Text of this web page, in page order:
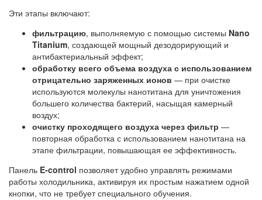
Эти этапы включают:
фильтрацию, выполняемую с помощью системы Nano
Titanium, создающей мощный дезодорирующий и
антибактериальный эффект;
обработку всего объема воздуха с использованием
отрицательно заряженных ионов — при очистке
используются молекулы нанотитана для уничтожения
большего количества бактерий, насыщая камерный
воздух;
очистку проходящего воздуха через фильтр —
повторная обработка с использованием нанотитана на
этапе фильтрации, повышающая ее эффективность.
Панель E-control позволяет удобно управлять режимами
работы холодильника, активируя их простым нажатием одной
кнопки, что не требует специального обучения.